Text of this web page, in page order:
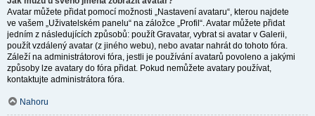
Avatar můžete přidat pomocí možnosti „Nastavení avataru“, kterou najdete
ve vašem „Uživatelském panelu“ na záložce „Profil“. Avatar můžete přidat
jedním z následujících způsobů: použít Gravatar, vybrat si avatar v Galerii,
použít vzdálený avatar (z jiného webu), nebo avatar nahrát do tohoto fóra.
Záleží na administrátorovi fóra, jestli je používání avatarů povoleno a jakými
způsoby lze avatary do fóra přidat. Pokud nemůžete avatary používat,
kontaktujte administrátora fóra.
Nahoru